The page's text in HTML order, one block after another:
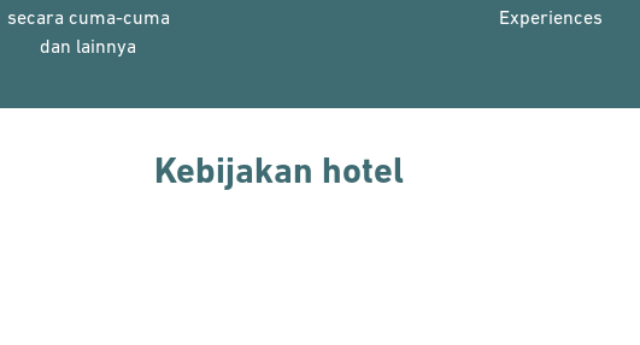
secara cuma-cuma
dan lainnya
Experiences
Kebijakan hotel